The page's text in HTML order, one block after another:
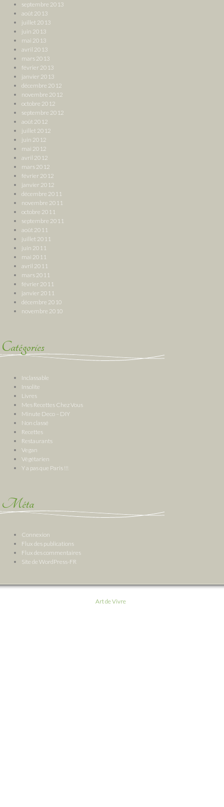
septembre 2013
août 2013
juillet 2013
juin 2013
mai 2013
avril 2013
mars 2013
février 2013
janvier 2013
décembre 2012
novembre 2012
octobre 2012
septembre 2012
août 2012
juillet 2012
juin 2012
mai 2012
avril 2012
mars 2012
février 2012
janvier 2012
décembre 2011
novembre 2011
octobre 2011
septembre 2011
août 2011
juillet 2011
juin 2011
mai 2011
avril 2011
mars 2011
février 2011
janvier 2011
décembre 2010
novembre 2010
Catégories
Inclassable
Insolite
Livres
Mes Recettes Chez Vous
Minute Deco – DIY
Non classé
Recettes
Restaurants
Vegan
Végétarien
Y a pas que Paris !!!
Méta
Connexion
Flux des publications
Flux des commentaires
Site de WordPress-FR
Art de Vivre